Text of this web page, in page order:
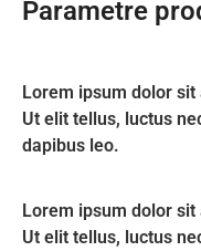
Parametre
Lorem ipsum dolor
Ut elit tellus, luctus
dapibus leo.
Lorem ipsum dolor
Ut elit tellus, luctus